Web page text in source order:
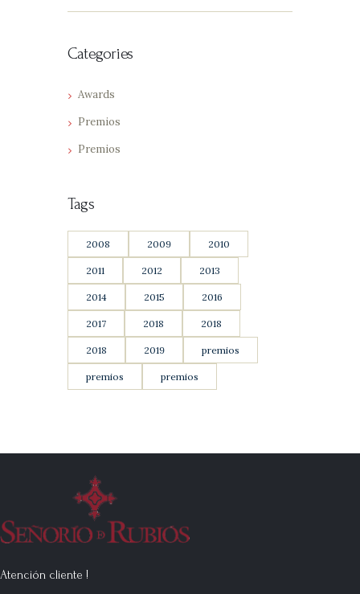
Categories
Awards
Premios
Premios
Tags
2008 2009 2010
2011 2012 2013
2014 2015 2016
2017 2018 2018
2018 2019 premios
premios premios
Atención cliente !